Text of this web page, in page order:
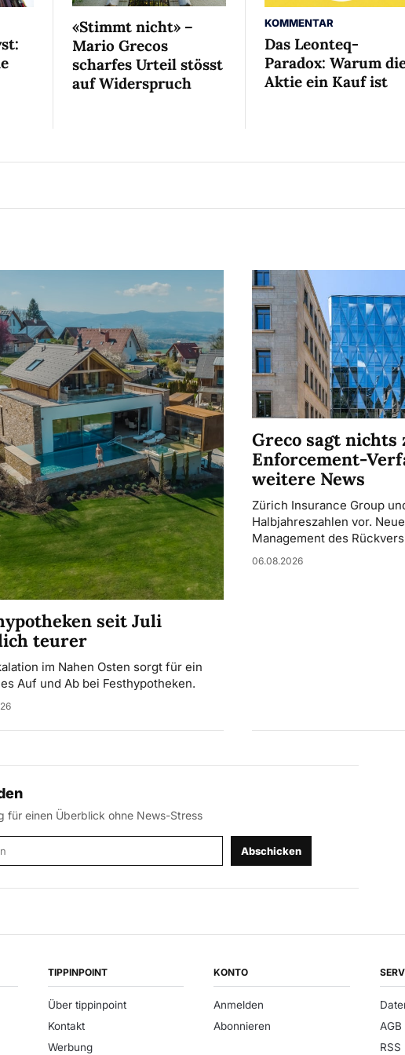
«Stimmt nicht» –
Mario Grecos
scharfes Urteil stösst
auf Widerspruch
KOMMENTAR
Das Leonteq-
Paradox: Warum
Aktie ein Kauf ist
seit Juli
teurer
im Nahen Osten sorgt für ein
Auf und Ab bei Festhypotheken.
Greco sagt nichts
Enforcement-
weitere News
Zürich Insurance Group
Halbjahreszahlen vor.
Management des
06.08.2026
für einen Überblick ohne News-Stress
Abschicken
TIPPINPOINT
Über tippinpoint
Kontakt
Werbung
KONTO
Anmelden
Abonnieren
AGB
RSS